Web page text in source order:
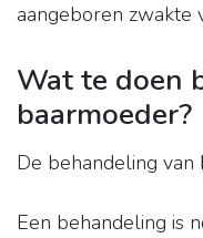
aangeboren zwakte
Wat te doen
baarmoeder?
De behandeling van
Een behandeling is